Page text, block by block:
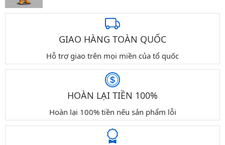
GIAO HÀNG TOÀN QUỐC
Hỗ trợ giao trên mọi miền của tổ quốc
HOÀN LẠI TIỀN 100%
Hoàn lại 100% tiền nếu sản phẩm lỗi